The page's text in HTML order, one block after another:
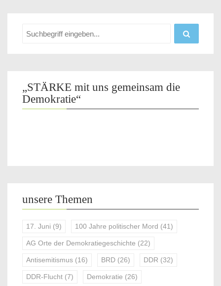
„STÄRKE mit uns gemeinsam die
Demokratie“
unsere Themen
17. Juni (9) 100 Jahre politischer Mord (41)
AG Orte der Demokratiegeschichte (22)
Antisemitismus (16) BRD (26) DDR (32)
DDR-Flucht (7) Demokratie (26)